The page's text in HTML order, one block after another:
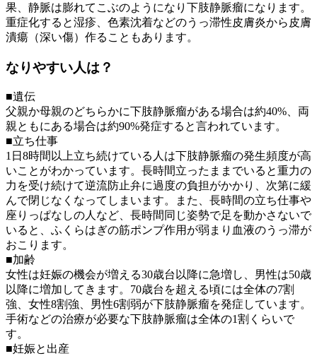
果、静脈は膨れてこぶのようになり下肢静脈瘤になります。
重症化すると湿疹、色素沈着などのうっ滞性皮膚炎から皮膚
潰瘍（深い傷）作ることもあります。
なりやすい人は？
■遺伝
父親か母親のどちらかに下肢静脈瘤がある場合は約40%、両
親ともにある場合は約90%発症すると言われています。
■立ち仕事
1日8時間以上立ち続けている人は下肢静脈瘤の発生頻度が高
いことがわかっています。長時間立ったままでいると重力の
力を受け続けて逆流防止弁に過度の負担がかかり、次第に緩
んで閉じなくなってしまいます。また、長時間の立ち仕事や
座りっぱなしの人など、長時間同じ姿勢で足を動かさないで
いると、ふくらはぎの筋ポンプ作用が弱まり血液のうっ滞が
おこります。
■加齢
女性は妊娠の機会が増える30歳台以降に急増し、男性は50歳
以降に増加してきます。70歳台を超える頃には全体の7割
強、女性8割強、男性6割弱が下肢静脈瘤を発症しています。
手術などの治療が必要な下肢静脈瘤は全体の1割くらいで
す。
■妊娠と出産